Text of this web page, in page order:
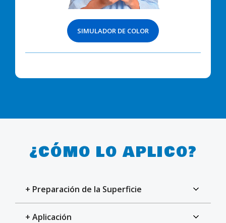
SIMULADOR DE COLOR
¿CÓMO LO APLICO?
+ Preparación de la Superficie
+ Aplicación